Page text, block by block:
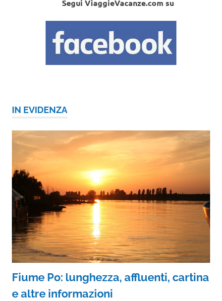
Segui ViaggieVacanze.com su
IN EVIDENZA
Fiume Po: lunghezza, affluenti, cartina
e altre informazioni